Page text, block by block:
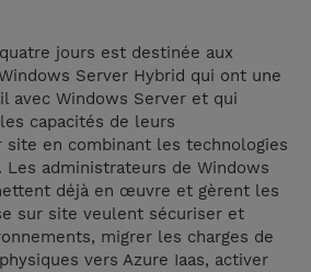
jours est destinée aux
Server Hybrid qui ont une
avec Windows Server et qui
capacités de leurs
site en combinant les technologies
administrateurs de Windows
déjà en œuvre et gèrent les
sur site veulent sécuriser et
migrer les charges de
vers Azure Iaas, activer